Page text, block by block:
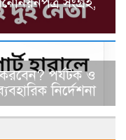
করবেন? পর্যটক ও
নির্দেশনা